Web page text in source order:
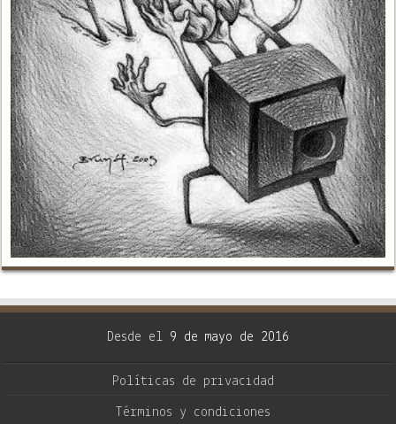
Desde el 9 de mayo de 2016
Políticas de privacidad
Términos y condiciones